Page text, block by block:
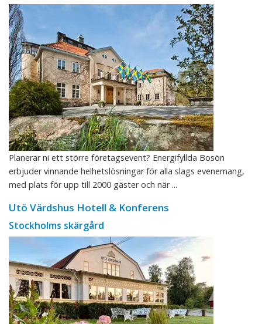
Planerar ni ett större företagsevent? Energifyllda Bosön
erbjuder vinnande helhetslösningar för alla slags evenemang,
med plats för upp till 2000 gäster och när ...
Utö Värdshus Hotell & Konferens
Stockholms skärgård